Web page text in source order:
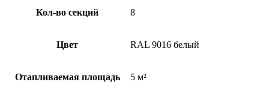
Кол-во секций 8
Цвет RAL 9016 белый
Отапливаемая площадь 5 м²